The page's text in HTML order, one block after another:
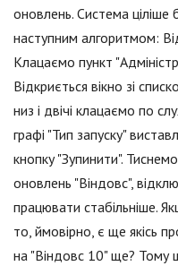
оновлень. Система
наступним алгоритмом:
Клацаємо пункт
Відкриється вікно зі
низ і двічі клацаємо по
графі "Тип запуску"
кнопку "Зупинити".
оновлень "Віндовс",
працювати стабільніше.
то, ймовірно, є ще якісь
на "Віндовс 10" ще? Тому